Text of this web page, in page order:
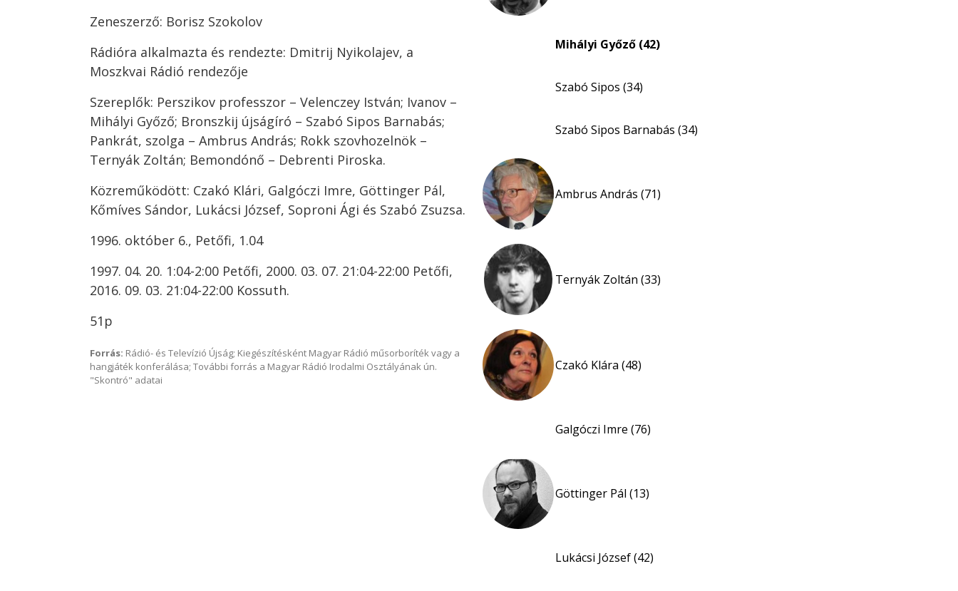
Zeneszerző: Borisz Szokolov
Rádióra alkalmazta és rendezte: Dmitrij Nyikolajev, a
Moszkvai Rádió rendezője
Szereplők: Perszikov professzor – Velenczey István; Ivanov –
Mihályi Győző; Bronszkij újságíró – Szabó Sipos Barnabás;
Pankrát, szolga – Ambrus András; Rokk szovhozelnök –
Ternyák Zoltán; Bemondónő – Debrenti Piroska.
Közreműködött: Czakó Klári, Galgóczi Imre, Göttinger Pál,
Kőmíves Sándor, Lukácsi József, Soproni Ági és Szabó Zsuzsa.
1996. október 6., Petőfi, 1.04
1997. 04. 20. 1:04-2:00 Petőfi, 2000. 03. 07. 21:04-22:00 Petőfi,
2016. 09. 03. 21:04-22:00 Kossuth.
51p
Forrás: Rádió- és Televízió Újság; Kiegészítésként Magyar Rádió műsorboríték vagy a
hangjáték konferálása; További forrás a Magyar Rádió Irodalmi Osztályának ún.
"Skontró" adatai
Mihályi Győző (42)
Szabó Sipos (34)
Szabó Sipos Barnabás (34)
Ambrus András (71)
Ternyák Zoltán (33)
Czakó Klára (48)
Galgóczi Imre (76)
Göttinger Pál (13)
Lukácsi József (42)